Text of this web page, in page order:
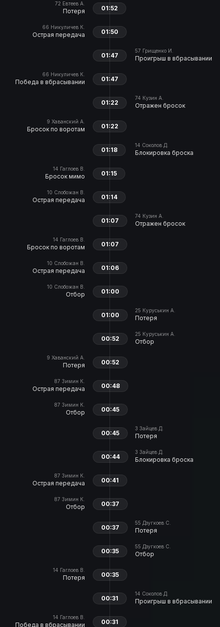
72 Евтеев А.
Потеря 01:52
66 Никуличев К.
Острая передача 01:50
57 Грищенко И.
Проигрыш в вбрасывании
01:47
66 Никуличев К.
Победа в вбрасывании 01:47
74 Кузин А.
Отражен бросок
01:22
9 Хаванский А.
Бросок по воротам 01:22
14 Соколов Д.
Блокировка броска
01:18
14 Гаглоев В.
Бросок мимо 01:15
10 Слобожан В.
Острая передача 01:14
74 Кузин А.
Отражен бросок
01:07
14 Гаглоев В.
Бросок по воротам 01:07
10 Слобожан В.
Острая передача 01:06
10 Слобожан В.
Отбор 01:00
25 Куруськин А.
Потеря
01:00
25 Куруськин А.
Отбор
00:52
9 Хаванский А.
Потеря 00:52
87 Зимин К.
Острая передача 00:48
87 Зимин К.
Отбор 00:45
3 Зайцев Д.
Потеря
00:45
3 Зайцев Д.
Блокировка броска
00:44
87 Зимин К.
Острая передача 00:41
87 Зимин К.
Отбор 00:37
55 Дзугкоев С.
Потеря
00:37
55 Дзугкоев С.
Отбор
00:35
14 Гаглоев В.
Потеря 00:35
14 Соколов Д.
Проигрыш в вбрасывании
00:31
14 Гаглоев В.
Победа в вбрасывании 00:31